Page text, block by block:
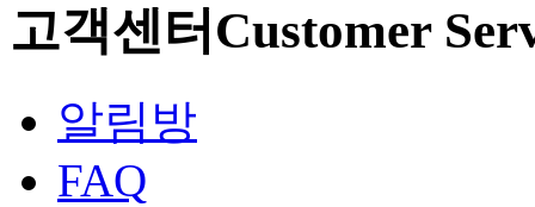
고객센터Customer
알림방
FAQ